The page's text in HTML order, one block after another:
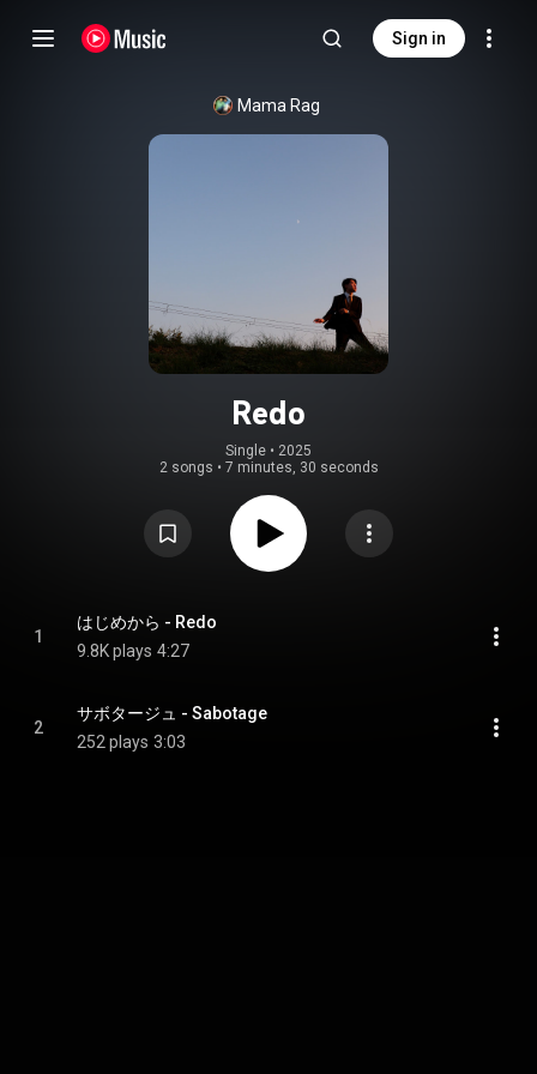
Sign in
Mama Rag
Redo
Single • 2025
2 songs • 7 minutes, 30 seconds
1
はじめから - Redo
9.8K plays 4:27
2
サボタージュ - Sabotage
252 plays 3:03